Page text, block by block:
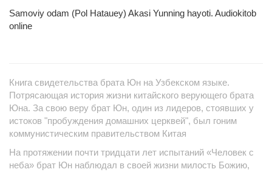
Samoviy odam (Pol Hatauey) Akasi Yunning hayoti. Audiokitob
online
Книга свидетельства брата Юн на Узбекском языке.
Потрясающая история жизни китайского верующего брата
Юна. За свою веру брат Юн, один из лидеров, стоявших у
истоков "пробуждения домашних церквей", был гоним
коммунистическим правительством Китая
На протяжении почти тридцати лет испытаний «Человек с
неба» брат Юн наблюдал в своей жизни милость Божию,